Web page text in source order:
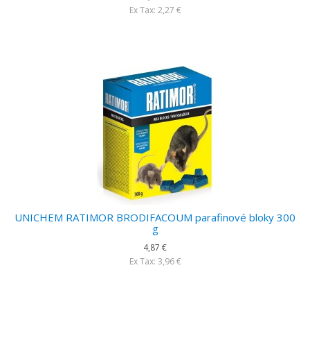
Ex Tax: 2,27 €
UNICHEM RATIMOR BRODIFACOUM parafinové bloky 300
g
4,87 €
Ex Tax: 3,96 €